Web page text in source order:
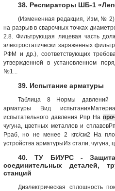
38. Респираторы ШБ-1
(Измененная редакция, Изм, №
на разрыв в сварочных точках
2.8. Фильтрующая лицевая часть
электростатически заряженных
РФМ и др.), соответствующих
утвержденной в установленном
№1...
39. Испытание арматуры
Таблица 8 Нормы давлений
арматуры Вид
испытательного давления Рпр На
чугуна, цветных металлов и
Рраб, но не менее 2 кгс/см2 На
устройства арматурыИз стали, чугуна,
40. ТУ БИУРС - Защита
соединительных деталей,
станций
Диэлектрическая сплошность